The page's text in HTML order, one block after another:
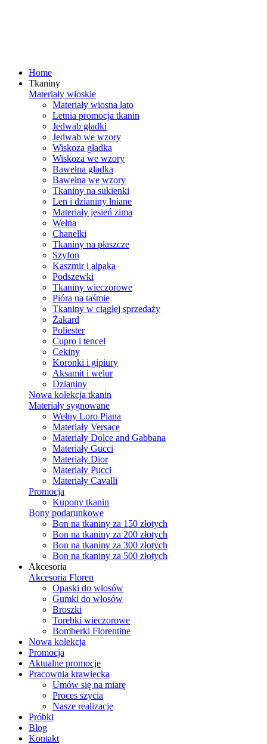
Home
Tkaniny
Materiały włoskie
Materiały wiosna lato
Letnia promocja tkanin
Jedwab gładki
Jedwab we wzory
Wiskoza gładka
Wiskoza we wzory
Bawełna gładka
Bawełna we wzory
Tkaniny na sukienki
Len i dzianiny lniane
Materiały jesień zima
Wełna
Chanelki
Tkaniny na płaszcze
Szyfon
Kaszmir i alpaka
Podszewki
Tkaniny wieczorowe
Pióra na taśmie
Tkaniny w ciągłej sprzedaży
Żakard
Poliester
Cupro i tencel
Cekiny
Koronki i gipiury
Aksamit i welur
Dzianiny
Nowa kolekcja tkanin
Materiały sygnowane
Wełny Loro Piana
Materiały Versace
Materiały Dolce and Gabbana
Materiały Gucci
Materiały Dior
Materiały Pucci
Materiały Cavalli
Promocja
Kupony tkanin
Bony podarunkowe
Bon na tkaniny za 150 złotych
Bon na tkaniny za 200 złotych
Bon na tkaniny za 300 złotych
Bon na tkaniny za 500 złotych
Akcesoria
Akcesoria Floren
Opaski do włosów
Gumki do włosów
Broszki
Torebki wieczorowe
Bomberki Florentine
Nowa kolekcja
Promocja
Aktualne promocje
Pracownia krawiecka
Umów się na miarę
Proces szycia
Nasze realizacje
Próbki
Blog
Kontakt